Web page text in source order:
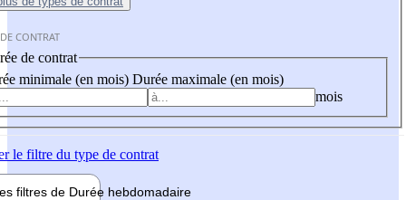
CONTRAT
de contrat
minimale (en mois) Durée maximale (en mois)
mois
le filtre du type de contrat
filtres de Durée hebdomadaire